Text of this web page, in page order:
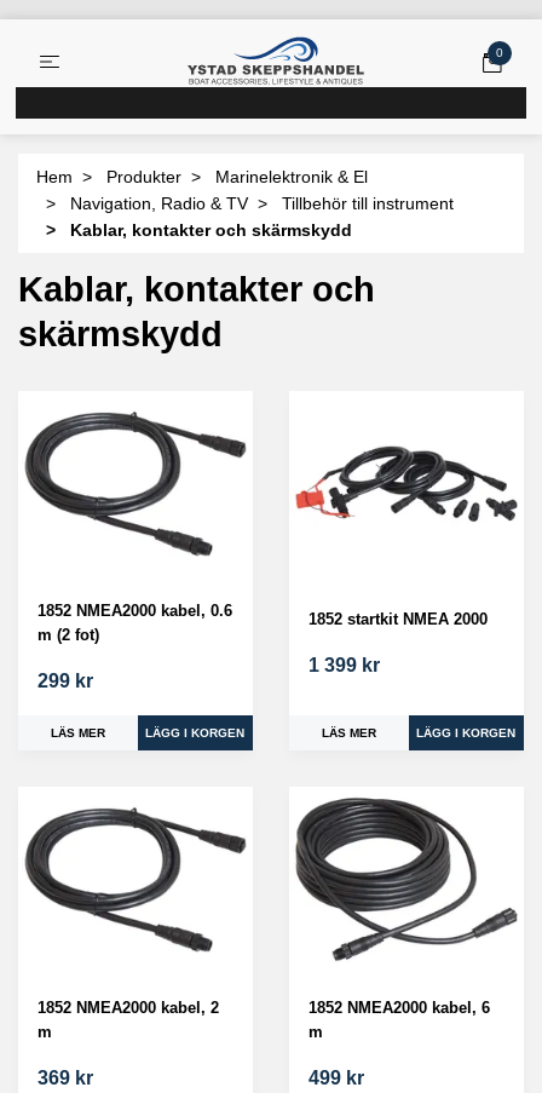
0
Hem Produkter
Marinelektronik & El
Navigation, Radio & TV
Tillbehör till instrument
Kablar, kontakter och skärmskydd
Kablar, kontakter och
skärmskydd
1852 NMEA2000 kabel, 0.6
m (2 fot)
299 kr
LÄS MER
1852 startkit NMEA 2000
1 399 kr
LÄS MER
1852 NMEA2000 kabel, 2
m
369 kr
1852 NMEA2000 kabel, 6
m
499 kr